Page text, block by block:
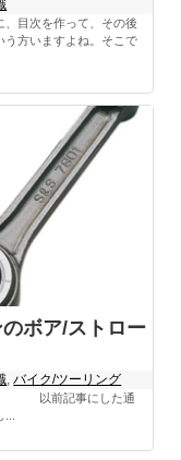
、目次を作って、その後
う方いますよね。そこで
ボア/ストロー
,バイク/ツーリング
以前記事にした通